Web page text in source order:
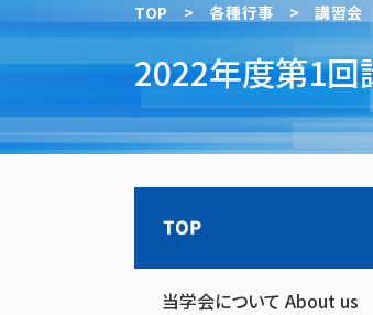
TOP > 各種行事 > 講習会
2022年度第1回
当学会について About us